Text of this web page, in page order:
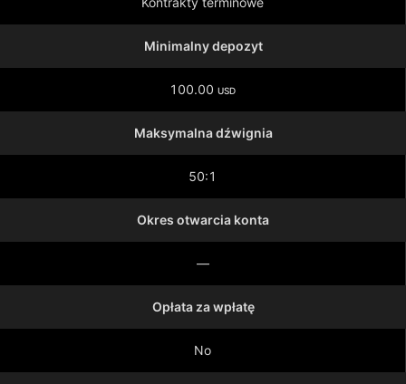
Minimalny depozyt
100.00 USD
Maksymalna dźwignia
50:1
Okres otwarcia konta
—
Opłata za wpłatę
No